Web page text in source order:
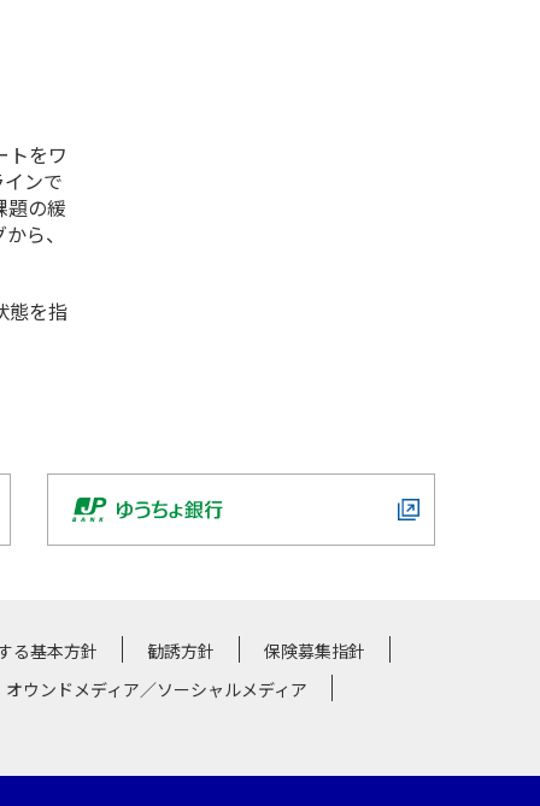
トをワ
ンで
題の緩
ら、
態を指
る基本方針 勧誘方針
保険募集指針
オウンドメディア／ソーシャルメディア